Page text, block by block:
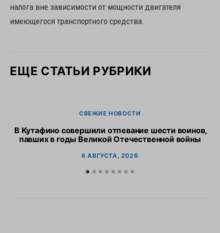
налога вне зависимости от мощности двигателя
имеющегося транспортного средства.
ЕЩЕ СТАТЬИ РУБРИКИ
СВЕЖИЕ НОВОСТИ
В Кутафино совершили отпевание шести воинов,
павших в годы Великой Отечественной войны
6 АВГУСТА, 2026